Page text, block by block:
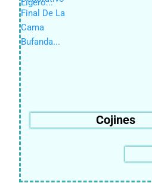
Cojines